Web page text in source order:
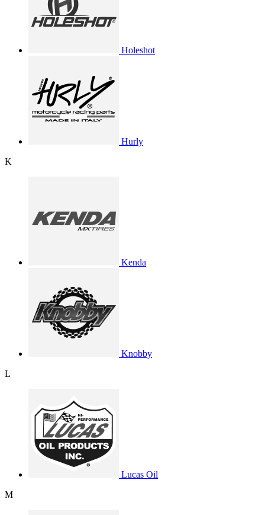
Holeshot
Hurly
K
Kenda
Knobby
L
Lucas Oil
M